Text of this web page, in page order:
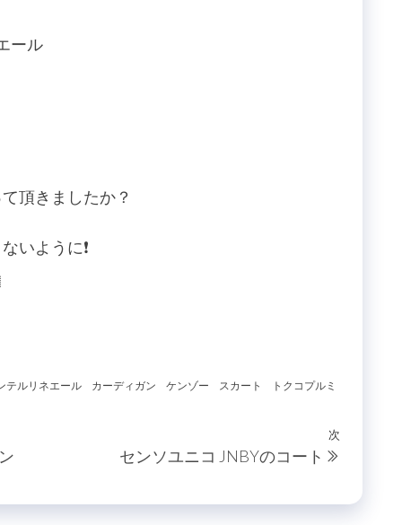
ール
頂きましたか？
いように❗️
テルリネエール カーディガン ケンゾー スカート
トクコプルミ
次
次
センソユニコ JNBYのコート